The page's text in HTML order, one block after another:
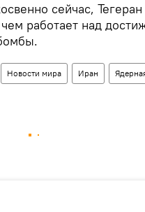
сейчас,
работает над
Новости мира Иран